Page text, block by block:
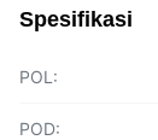
Spesifikasi
POL:
POD: